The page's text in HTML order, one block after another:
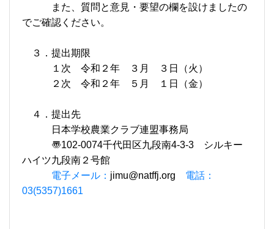
また、質問と意見・要望の欄を設けましたの
でご確認ください。
３．提出期限
１次 令和２年 ３月 ３日（火）
２次 令和２年 ５月 １日（金）
４．提出先
日本学校農業クラブ連盟事務局
〠102-0074千代田区九段南4-3-3 シルキー
ハイツ九段南２号館
電子メール： jimu@natffj.org 電話：
03(5357)1661